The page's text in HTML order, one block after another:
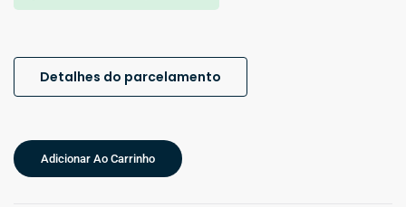
Detalhes do parcelamento
Adicionar Ao Carrinho